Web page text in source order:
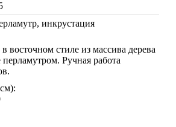
Марокко
Мозаика
со стеклом
в хамам
потолочные
инкрустация
восточном стиле из массива дерева
Ручная работа